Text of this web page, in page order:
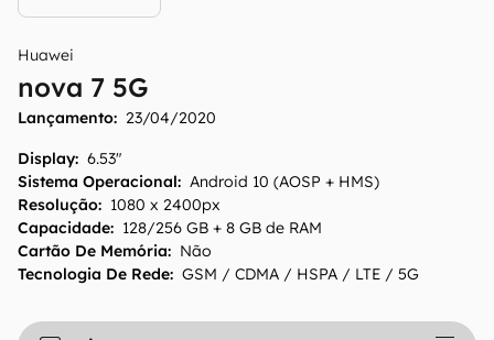
Huawei
nova 7 5G
Lançamento: 23/04/2020
Display: 6.53"
Sistema Operacional: Android 10 (AOSP + HMS)
Resolução: 1080 x 2400px
Capacidade: 128/256 GB + 8 GB de RAM
Cartão De Memória: Não
Tecnologia De Rede: GSM / CDMA / HSPA / LTE / 5G